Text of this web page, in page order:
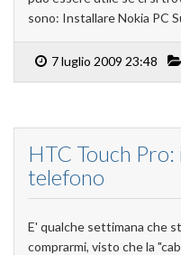
sono: Installare Nokia PC
7 luglio 2009 23:48
HTC Touch
telefono
E' qualche settimana che
comprarmi, visto che la